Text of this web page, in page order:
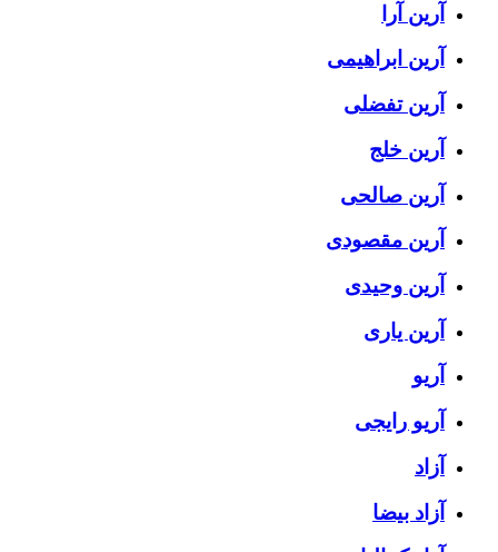
آرین آرا
آرین ابراهیمی
آرین تفضلی
آرین خلج
آرین صالحی
آرین مقصودی
آرین وحیدی
آرین یاری
آریو
آریو رایجی
آزاد
آزاد بیضا